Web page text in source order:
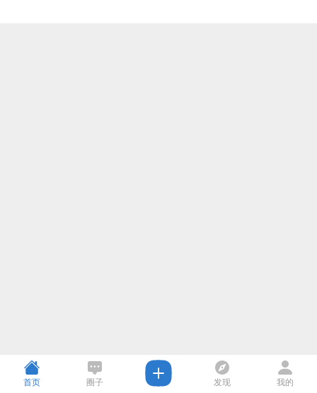
首页 圈子 发现 我的